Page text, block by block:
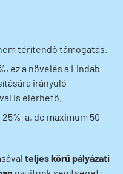
térítendő támogatás.
ez a növelés a Lindab
irányuló
is elérhető.
a, de maximum 50
teljes körű pályázati